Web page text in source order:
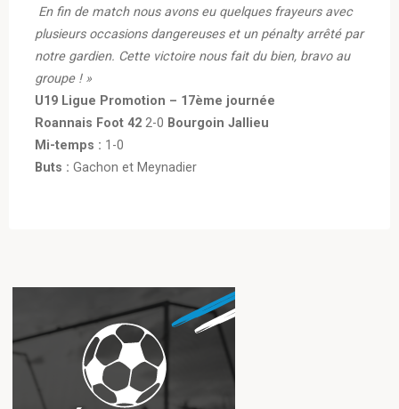
En fin de match nous avons eu quelques frayeurs avec
plusieurs occasions dangereuses et un pénalty arrêté par
notre gardien. Cette victoire nous fait du bien, bravo au
groupe ! »
U19 Ligue Promotion – 17ème journée
Roannais Foot 422-0 Bourgoin Jallieu
Mi-temps : 1-0
Buts : Gachon et Meynadier